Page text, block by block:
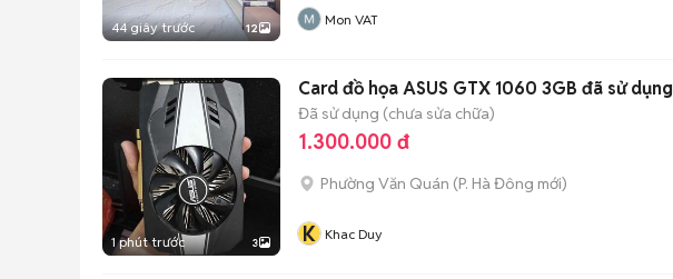
44 giây trước 12 Mon VAT
1 phút trước 3
Card đồ họa ASUS GTX 1060 3GB đã sử dụng
Đã sử dụng (chưa sửa chữa)
1.300.000 đ
Phường Văn Quán (P. Hà Đông mới)
K Khac Duy